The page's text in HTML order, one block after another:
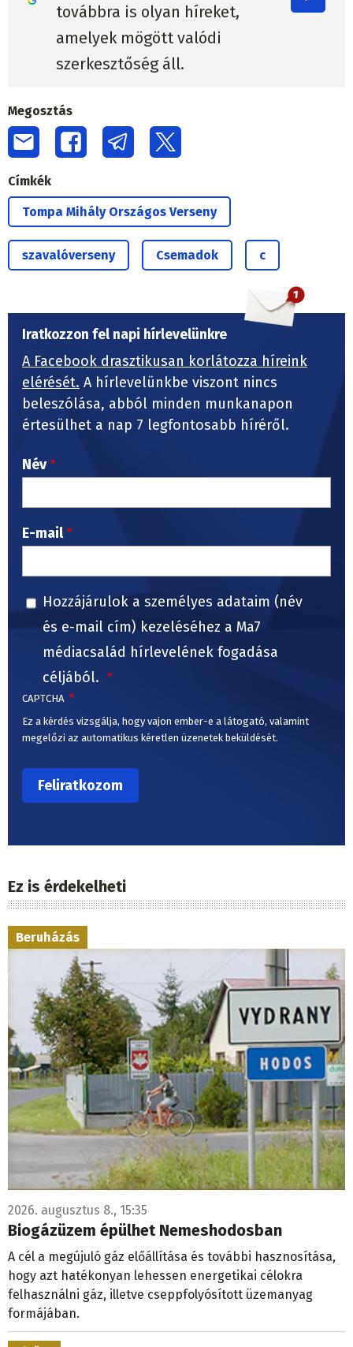
továbbra is olyan híreket,
amelyek mögött valódi
szerkesztőség áll.
Megosztás
Címkék
Tompa Mihály Országos Verseny
szavalóverseny Csemadok c
Iratkozzon fel napi hírlevelünkre
A Facebook drasztikusan korlátozza híreink
elérését. A hírlevelünkbe viszont nincs
beleszólása, abból minden munkanapon
értesülhet a nap 7 legfontosabb híréről.
Név
E-mail
Hozzájárulok a személyes adataim (név
és e-mail cím) kezeléséhez a Ma7
médiacsalád hírlevelének fogadása
céljából.
CAPTCHA
Ez a kérdés vizsgálja, hogy vajon ember-e a látogató, valamint
megelőzi az automatikus kéretlen üzenetek beküldését.
Ez is érdekelheti
Beruházás
2026. augusztus 8., 15:35
Biogázüzem épülhet Nemeshodosban
A cél a megújuló gáz előállítása és további hasznosítása,
hogy azt hatékonyan lehessen energetikai célokra
felhasználni gáz, illetve cseppfolyósított üzemanyag
formájában.